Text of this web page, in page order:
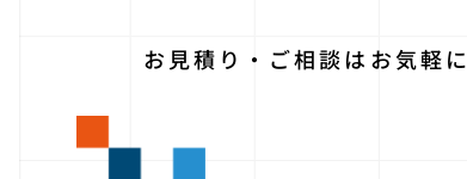
お見積り・ご相談はお気軽に